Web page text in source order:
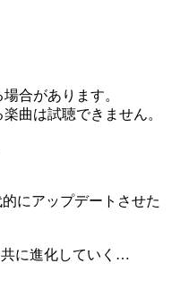
合があります。
曲は試聴できません。
にアップデートさせた
に進化していく…